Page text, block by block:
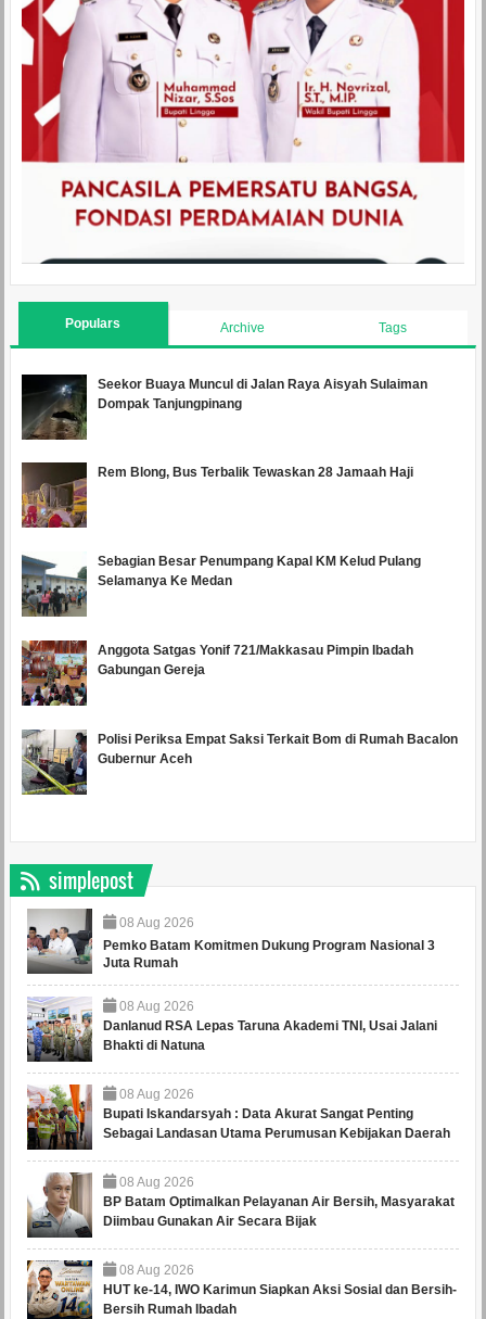
Populars Archive Tags
Seekor Buaya Muncul di Jalan Raya Aisyah Sulaiman
Dompak Tanjungpinang
Rem Blong, Bus Terbalik Tewaskan 28 Jamaah Haji
Sebagian Besar Penumpang Kapal KM Kelud Pulang
Selamanya Ke Medan
Anggota Satgas Yonif 721/Makkasau Pimpin Ibadah
Gabungan Gereja
Polisi Periksa Empat Saksi Terkait Bom di Rumah Bacalon
Gubernur Aceh
simplepost
08 Aug 2026
Pemko Batam Komitmen Dukung Program Nasional 3
Juta Rumah
08 Aug 2026
Danlanud RSA Lepas Taruna Akademi TNI, Usai Jalani
Bhakti di Natuna
08 Aug 2026
Bupati Iskandarsyah : Data Akurat Sangat Penting
Sebagai Landasan Utama Perumusan Kebijakan Daerah
08 Aug 2026
BP Batam Optimalkan Pelayanan Air Bersih, Masyarakat
Diimbau Gunakan Air Secara Bijak
08 Aug 2026
HUT ke-14, IWO Karimun Siapkan Aksi Sosial dan Bersih-
Bersih Rumah Ibadah